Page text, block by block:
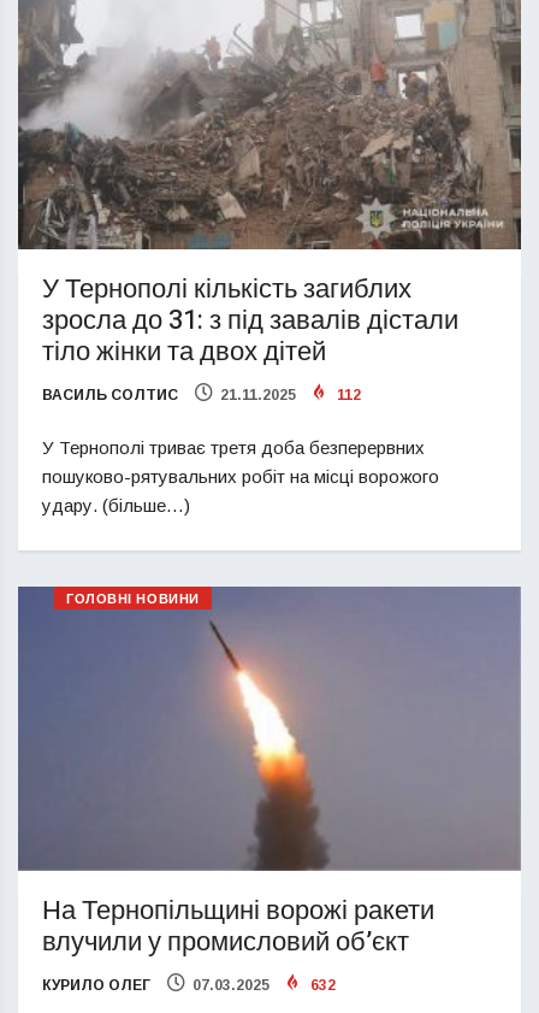
У Тернополі кількість загиблих
зросла до 31: з під завалів дістали
тіло жінки та двох дітей
ВАСИЛЬ СОЛТИС 21.11.2025 112
У Тернополі триває третя доба безперервних
пошуково-рятувальних робіт на місці ворожого
удару. (більше…)
ГОЛОВНІ НОВИНИ
На Тернопільщині ворожі ракети
влучили у промисловий об’єкт
КУРИЛО ОЛЕГ 07.03.2025 632